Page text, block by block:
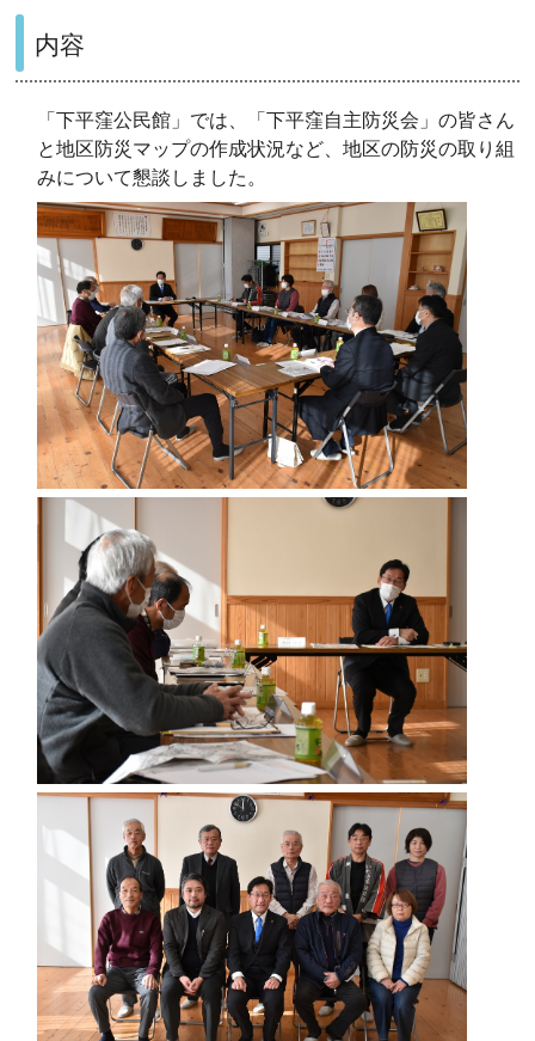
内容
「下平窪公民館」では、「下平窪自主防災会」の皆さん
と地区防災マップの作成状況など、地区の防災の取り組
みについて懇談しました。